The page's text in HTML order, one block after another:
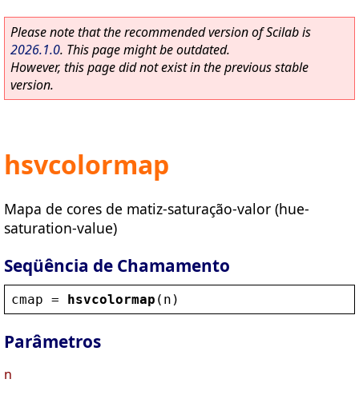
Please note that the recommended version of Scilab is
2026.1.0. This page might be outdated.
However, this page did not exist in the previous stable
version.
hsvcolormap
Mapa de cores de matiz-saturação-valor (hue-
saturation-value)
Seqüência de Chamamento
cmap = hsvcolormap ( n )
Parâmetros
n